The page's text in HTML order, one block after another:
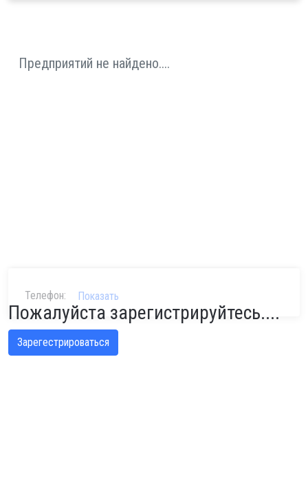
Предприятий не найдено....
Пожалуйста зарегистрируйтесь....
Зарегестрироваться
Телефон: Показать